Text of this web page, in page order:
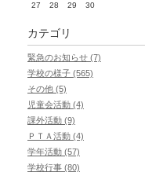
27
28 29 30
カテゴリ
緊急のお知らせ (7)
学校の様子 (565)
その他 (5)
児童会活動 (4)
課外活動 (9)
ＰＴＡ活動 (4)
学年活動 (57)
学校行事 (80)